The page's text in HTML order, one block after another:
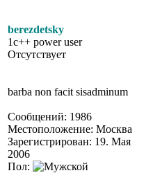
berezdetsky
1c++ power user
Отсутствует
barba non facit sisadminum
Сообщений: 1986
Местоположение: Москва
Зарегистрирован: 19. Мая
2006
Пол: